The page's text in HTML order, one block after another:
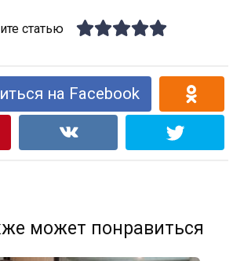
статью
на Facebook
может понравиться